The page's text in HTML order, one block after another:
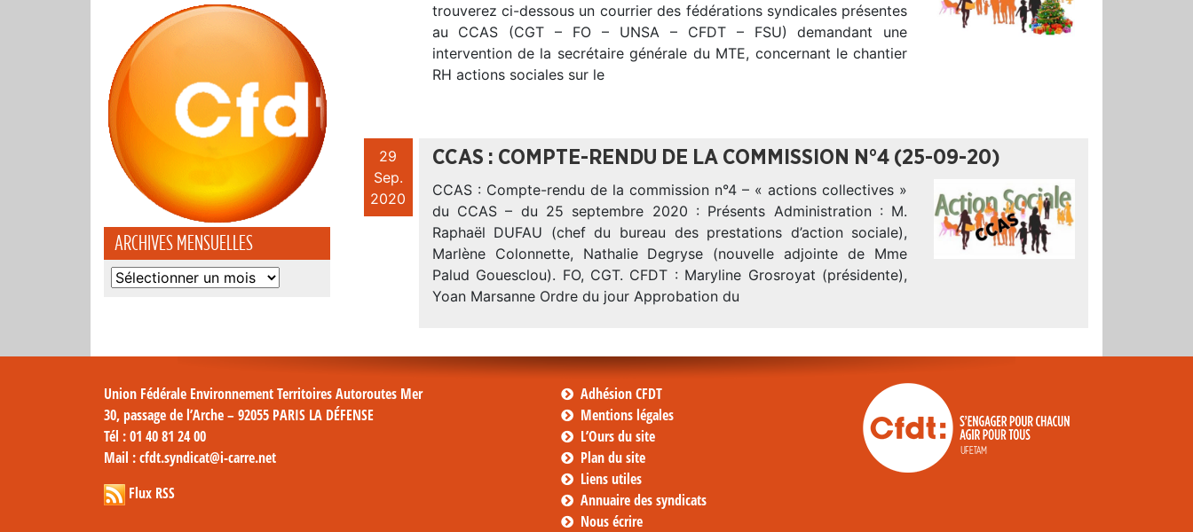
ARCHIVES MENSUELLES
Archives
trouverez ci-dessous un courrier des fédérations syndicales présentes
au CCAS (CGT – FO – UNSA – CFDT – FSU) demandant une
intervention de la secrétaire générale du MTE, concernant le chantier
RH actions sociales sur le
29
Sep.
2020
CCAS : COMPTE-RENDU DE LA COMMISSION N°4 (25-09-20)
CCAS : Compte-rendu de la commission n°4 – « actions collectives »
du CCAS – du 25 septembre 2020 : Présents Administration : M.
Raphaël DUFAU (chef du bureau des prestations d’action sociale),
Marlène Colonnette, Nathalie Degryse (nouvelle adjointe de Mme
Palud Gouesclou). FO, CGT. CFDT : Maryline Grosroyat (présidente),
Yoan Marsanne Ordre du jour Approbation du
Union Fédérale Environnement Territoires Autoroutes Mer
30, passage de l’Arche – 92055 PARIS LA DÉFENSE
Tél : 01 40 81 24 00
Mail : cfdt.syndicat@i-carre.net
Flux RSS
Adhésion CFDT
Mentions légales
L’Ours du site
Plan du site
Liens utiles
Annuaire des syndicats
Nous écrire